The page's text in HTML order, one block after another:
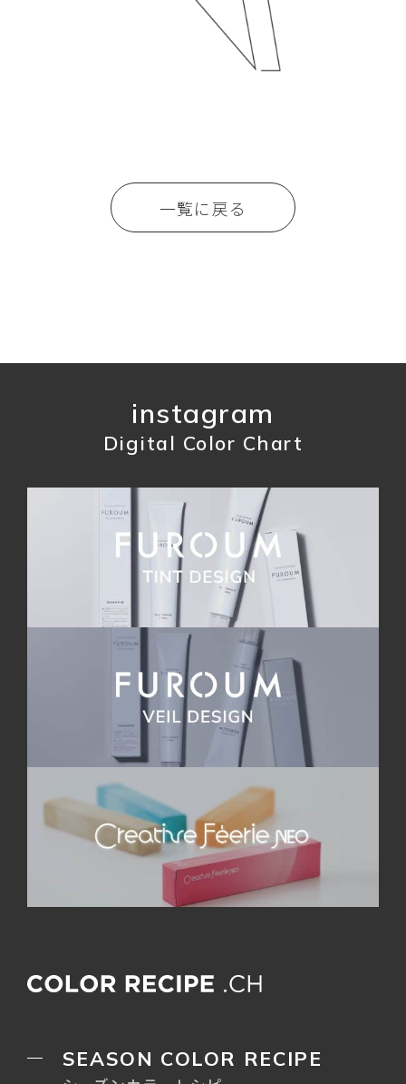
一覧に戻る
instagram
Digital Color Chart
SEASON COLOR RECIPE